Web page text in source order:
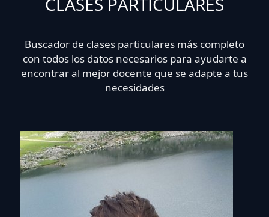
Buscador de clases particulares más completo
con todos los datos necesarios para ayudarte a
encontrar al mejor docente que se adapte a tus
necesidades